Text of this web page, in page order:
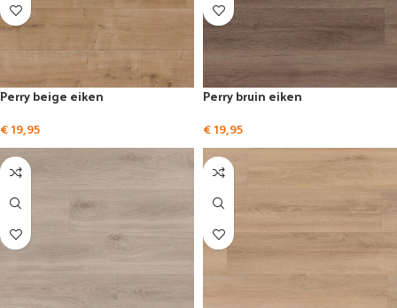
Perry beige eiken
€19,95
Perry bruin eiken
€19,95